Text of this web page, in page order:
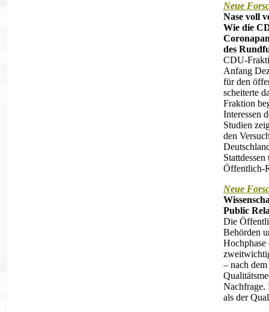
Neue
Nase voll
Wie die
des
CDU-
Anfang
für den
scheiterte
Fraktion
Interessen
Studien
den
Öffentlich-
Neue
Public
Die
Behörden
Hochphase
– nach
Nachfrage.
als der